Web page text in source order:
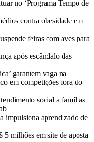
no ‘Programa Tempo de
contra obesidade em
feiras com aves para
após escândalo das
garantem vaga na
em competições fora do
social a famílias
impulsiona aprendizado de
milhões em site de aposta